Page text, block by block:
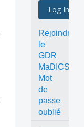
Rejoindre
le
GDR
MaDICS
Mot
de
passe
oublié